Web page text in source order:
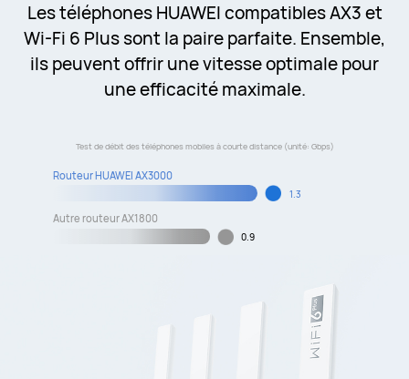
Les téléphones HUAWEI compatibles AX3 et
Wi-Fi 6 Plus sont la paire parfaite. Ensemble,
ils peuvent offrir une vitesse optimale pour
une efficacité maximale.
Test de débit des téléphones mobiles à courte distance (unité: Gbps)
Routeur HUAWEI AX3000
1.3
Autre routeur AX1800
0.9